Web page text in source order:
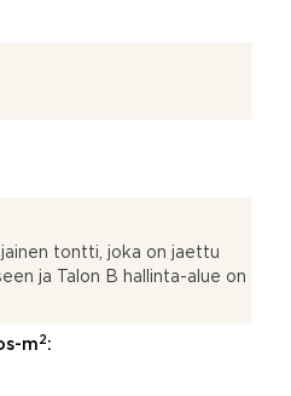
tontti, joka on jaettu
ja Talon B hallinta-alue on
m 2 :